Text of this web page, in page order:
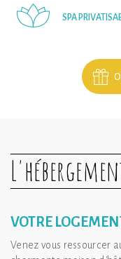
SPA
VOTRE
Venez vous ressourcer